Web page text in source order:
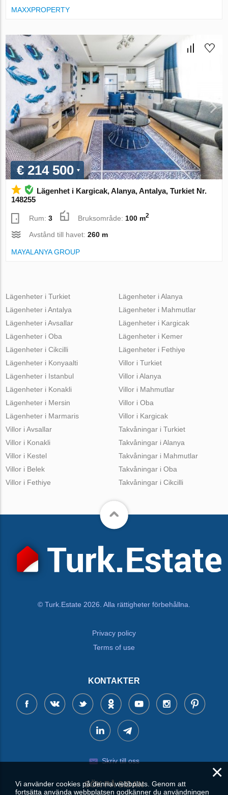
MAXXPROPERTY
€ 214 500
Lägenhet i Kargicak, Alanya, Antalya, Turkiet Nr.
148255
Rum:3 Bruksområde: 100 m2
Avstånd till havet:260 m
MAYALANYA GROUP
Lägenheter i Turkiet
Lägenheter i Antalya
Lägenheter i Avsallar
Lägenheter i Oba
Lägenheter i Cikcilli
Lägenheter i Alanya
Lägenheter i Mahmutlar
Lägenheter i Kargicak
Lägenheter i Kemer
Lägenheter i Fethiye
Lägenheter i Konyaalti
Lägenheter i Istanbul
Lägenheter i Konakli
Lägenheter i Mersin
Lägenheter i Marmaris
Villor i Turkiet
Villor i Alanya
Villor i Mahmutlar
Villor i Oba
Villor i Kargicak
Villor i Avsallar
Villor i Konakli
Villor i Kestel
Villor i Belek
Villor i Fethiye
Takvåningar i Turkiet
Takvåningar i Alanya
Takvåningar i Mahmutlar
Takvåningar i Oba
Takvåningar i Cikcilli
© Turk.Estate 2026. Alla rättigheter förbehållna.
Privacy policy
Terms of use
KONTAKTER
Skriv till oss
SÖK PÅ SIDAN
×
Vi använder cookies på denna webbplats. Genom att
fortsätta använda webbplatsen godkänner du användningen